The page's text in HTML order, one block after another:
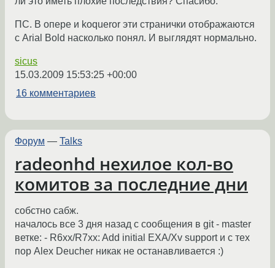
ПС. В опере и koqueror эти странички отображаются
с Arial Bold насколько понял. И выглядят нормально.
sicus
15.03.2009 15:53:25 +00:00
16 комментариев
Форум — Talks
radeonhd нехилое кол-во
комитов за последние дни
собстно сабж.
началось все 3 дня назад с сообщения в git - master
ветке: - R6xx/R7xx: Add initial EXA/Xv support и с тех
пор Alex Deucher никак не останавливается :)